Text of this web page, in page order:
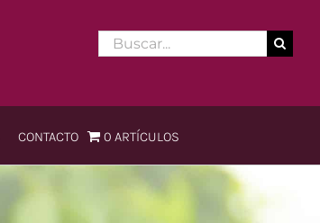
Buscar:
Viejo Mundo
CONTACTO 0 ARTÍCULOS